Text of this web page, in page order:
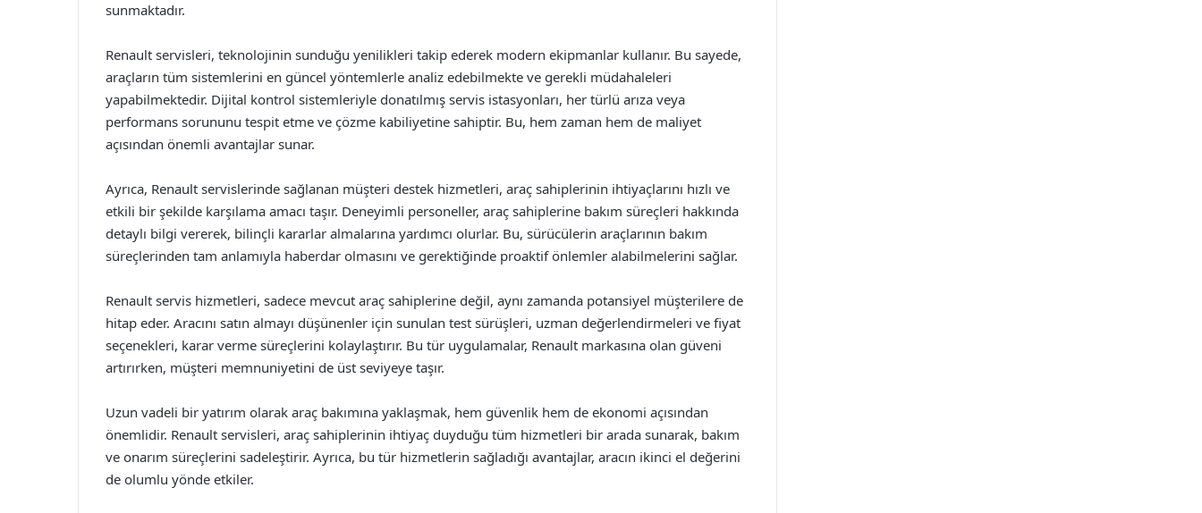
sunmaktadır.
Renault servisleri, teknolojinin sunduğu yenilikleri takip ederek modern ekipmanlar kullanır. Bu sayede,
araçların tüm sistemlerini en güncel yöntemlerle analiz edebilmekte ve gerekli müdahaleleri
yapabilmektedir. Dijital kontrol sistemleriyle donatılmış servis istasyonları, her türlü arıza veya
performans sorununu tespit etme ve çözme kabiliyetine sahiptir. Bu, hem zaman hem de maliyet
açısından önemli avantajlar sunar.
Ayrıca, Renault servislerinde sağlanan müşteri destek hizmetleri, araç sahiplerinin ihtiyaçlarını hızlı ve
etkili bir şekilde karşılama amacı taşır. Deneyimli personeller, araç sahiplerine bakım süreçleri hakkında
detaylı bilgi vererek, bilinçli kararlar almalarına yardımcı olurlar. Bu, sürücülerin araçlarının bakım
süreçlerinden tam anlamıyla haberdar olmasını ve gerektiğinde proaktif önlemler alabilmelerini sağlar.
Renault servis hizmetleri, sadece mevcut araç sahiplerine değil, aynı zamanda potansiyel müşterilere de
hitap eder. Aracını satın almayı düşünenler için sunulan test sürüşleri, uzman değerlendirmeleri ve fiyat
seçenekleri, karar verme süreçlerini kolaylaştırır. Bu tür uygulamalar, Renault markasına olan güveni
artırırken, müşteri memnuniyetini de üst seviyeye taşır.
Uzun vadeli bir yatırım olarak araç bakımına yaklaşmak, hem güvenlik hem de ekonomi açısından
önemlidir. Renault servisleri, araç sahiplerinin ihtiyaç duyduğu tüm hizmetleri bir arada sunarak, bakım
ve onarım süreçlerini sadeleştirir. Ayrıca, bu tür hizmetlerin sağladığı avantajlar, aracın ikinci el değerini
de olumlu yönde etkiler.